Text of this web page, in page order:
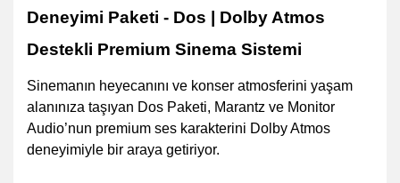
Deneyimi Paketi - Dos | Dolby Atmos
Destekli Premium Sinema Sistemi
Sinemanın heyecanını ve konser atmosferini yaşam
alanınıza taşıyan Dos Paketi, Marantz ve Monitor
Audio’nun premium ses karakterini Dolby Atmos
deneyimiyle bir araya getiriyor.